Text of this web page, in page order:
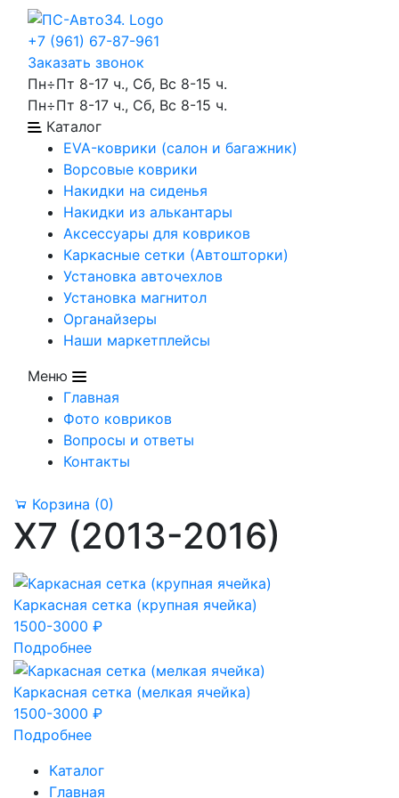
+7 (961) 67-87-961
Заказать звонок
Пн÷Пт 8-17 ч., Сб, Вс 8-15 ч.
Пн÷Пт 8-17 ч., Сб, Вс 8-15 ч.
Каталог
EVA-коврики (салон и багажник)
Ворсовые коврики
Накидки на сиденья
Накидки из алькантары
Аксессуары для ковриков
Каркасные сетки (Автошторки)
Установка авточехлов
Установка магнитол
Органайзеры
Наши маркетплейсы
Меню
Главная
Фото ковриков
Вопросы и ответы
Контакты
Корзина (0)
X7 (2013-2016)
Каркасная сетка (крупная ячейка)
1500-3000 ₽
Подробнее
Каркасная сетка (мелкая ячейка)
1500-3000 ₽
Подробнее
Каталог
Главная